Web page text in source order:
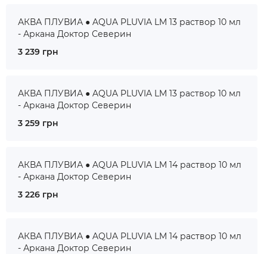
АКВА ПЛУВИА ● AQUA PLUVIA LM 13 раствор 10 мл
- Аркана Доктор Северин
3 239 грн
АКВА ПЛУВИА ● AQUA PLUVIA LM 13 раствор 10 мл
- Аркана Доктор Северин
3 259 грн
АКВА ПЛУВИА ● AQUA PLUVIA LM 14 раствор 10 мл
- Аркана Доктор Северин
3 226 грн
АКВА ПЛУВИА ● AQUA PLUVIA LM 14 раствор 10 мл
- Аркана Доктор Северин